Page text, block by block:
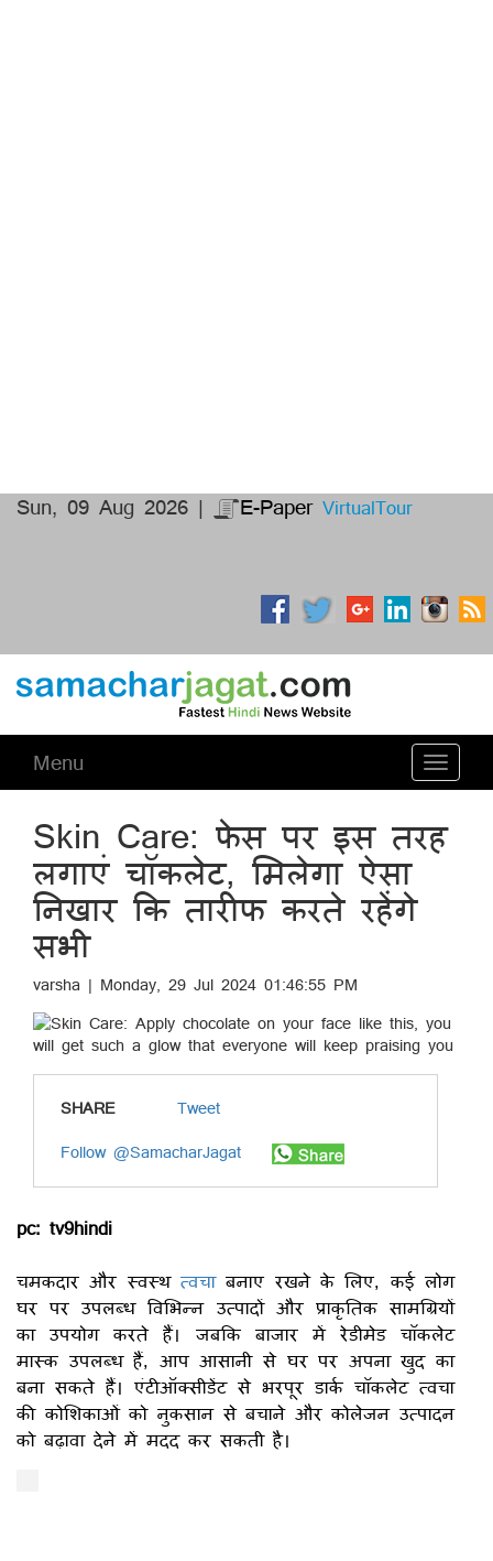
Sun, 09 Aug 2026 | E-Paper VirtualTour
Toggle
Menu
Skin Care: फेस पर इस तरह
लगाएं चॉकलेट, मिलेगा ऐसा
निखार कि तारीफ करते रहेंगे
सभी
varsha | Monday, 29 Jul 2024 01:46:55 PM
SHARE
Tweet
Follow @SamacharJagat
pc: tv9hindi
चमकदार और स्वस्थ त्वचाबनाए रखने के लिए, कई लोग
घर पर उपलब्ध विभिन्न उत्पादों और प्राकृतिक सामग्रियों
का उपयोग करते हैं। जबकि बाजार में रेडीमेड चॉकलेट
मास्क उपलब्ध हैं, आप आसानी से घर पर अपना खुद का
बना सकते हैं। एंटीऑक्सीडेंट से भरपूर डार्क चॉकलेट त्वचा
की कोशिकाओं को नुकसान से बचाने और कोलेजन उत्पादन
को बढ़ावा देने में मदद कर सकती है।